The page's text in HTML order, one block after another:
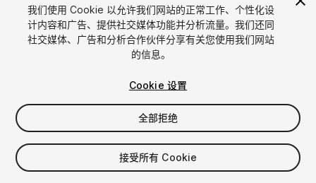
1/5
$4.99
增值税将在结算时计算
我们使用 Cookie 以允许我们网站的正常工作、个性化设
计内容和广告、提供社交媒体功能并分析流量。我们还同
社交媒体、广告和分析合作伙伴分享有关您使用我们网站
的信息。
Cookie 设置
全部拒绝
接受所有 Cookie